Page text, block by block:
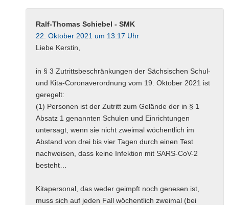
Ralf-Thomas Schiebel - SMK
22. Oktober 2021 um 13:17 Uhr
Liebe Kerstin,
in § 3 Zutrittsbeschränkungen der Sächsischen Schul-
und Kita-Coronaverordnung vom 19. Oktober 2021 ist
geregelt:
(1) Personen ist der Zutritt zum Gelände der in § 1
Absatz 1 genannten Schulen und Einrichtungen
untersagt, wenn sie nicht zweimal wöchentlich im
Abstand von drei bis vier Tagen durch einen Test
nachweisen, dass keine Infektion mit SARS-CoV-2
besteht…
Kitapersonal, das weder geimpft noch genesen ist,
muss sich auf jeden Fall wöchentlich zweimal (bei